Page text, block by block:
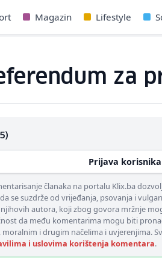
Magazin Lifestyle
za
Prijava korisnika
članaka na portalu Klix.ba
se suzdrže od vrijeđanja, psovanja i
autora, koji zbog govora mržnje
da među komentarima mogu biti
moralnim i drugim načelima i uvjerenjima.
i uslovima korištenja komentara.